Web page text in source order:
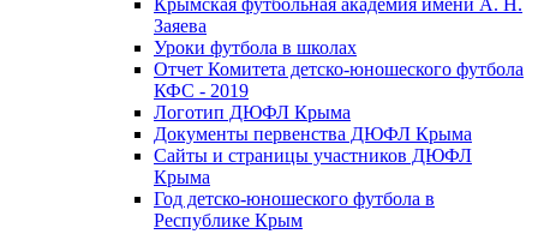
Крымская футбольная академия имени А. Н.
Заяева
Уроки футбола в школах
Отчет Комитета детско-юношеского футбола
КФС - 2019
Логотип ДЮФЛ Крыма
Документы первенства ДЮФЛ Крыма
Сайты и страницы участников ДЮФЛ
Крыма
Год детско-юношеского футбола в
Республике Крым